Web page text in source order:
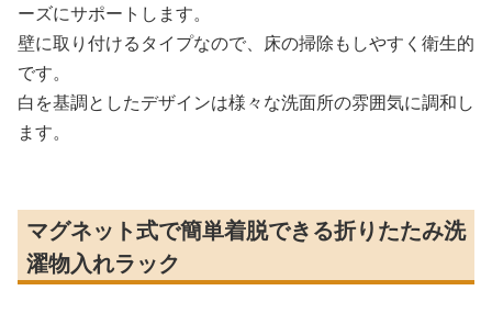
ーズにサポートします。
壁に取り付けるタイプなので、床の掃除もしやすく衛生的
です。
白を基調としたデザインは様々な洗面所の雰囲気に調和し
ます。
マグネット式で簡単着脱できる折りたたみ洗
濯物入れラック